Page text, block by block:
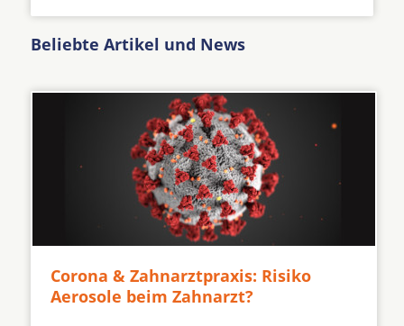
Beliebte Artikel und News
Corona & Zahnarztpraxis: Risiko
Aerosole beim Zahnarzt?